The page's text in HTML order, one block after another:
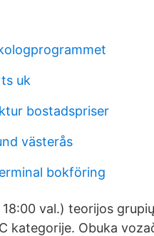
uk
bostadspriser
västerås
bokföring
val.) teorijos
kategorije. Obuka